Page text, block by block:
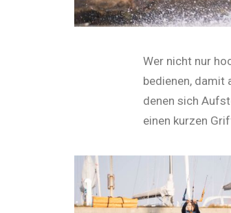
Wer nicht nur
bedienen, damit
denen sich
einen kurzen